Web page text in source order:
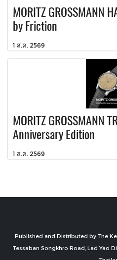
MORITZ GROSSMANN
by Friction
1 ส.ค. 2569
MORITZ GROSSMANN
Anniversary Edition
1 ส.ค. 2569
Published and Distributed by The
Tessaban Songkhro Road, Lad Yao